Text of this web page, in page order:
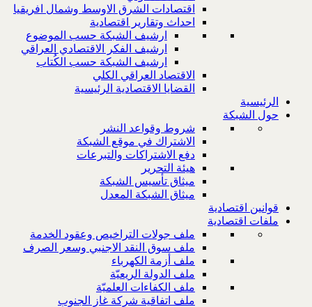
اقتصادات الشرق الاوسط وشمال افريقيا
احداث وتقارير اقتصادية
ارشيف الشبكة حسب الموضوع
ارشيف الفكر الاقتصادي العراقي
ارشيف الشبكة حسب الكُتاب
الاقتصاد العراقي الكلي
القضايا الاقتصادية الرئيسية
الرئيسية
حول الشبكة
شروط وقواعد النشر
الاشتراك في موقع الشبكة
دفع الاشتراكات والتبرعات
هيئة التحرير
ميثاق تأسيس الشبكة
ميثاق الشبكة المعدل
قوانين اقتصادية
ملفات اقتصادية
ملف جولات التراخيص وعقود الخدمة
ملف سوق النقد الاجنبي وسعر الصرف
ملف أزمة الكهرباء
ملف الدولة الريعيّة
ملف الكفاءات العلميّة
ملف اتفاقية شركة غاز الجنوب